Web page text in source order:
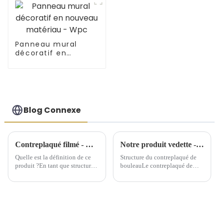
Panneau mural
décoratif en
Blog Connexe
Contreplaqué filmé - Quel est ce produit ?
Quelle est la définition de ce
produit ?En tant que structure
contreplaqué filmé offre une
Notre produit vedette - Contreplaqué de bouleau
Structure du contreplaqué de
bouleauLe contreplaqué de
plusieurs couches de placage